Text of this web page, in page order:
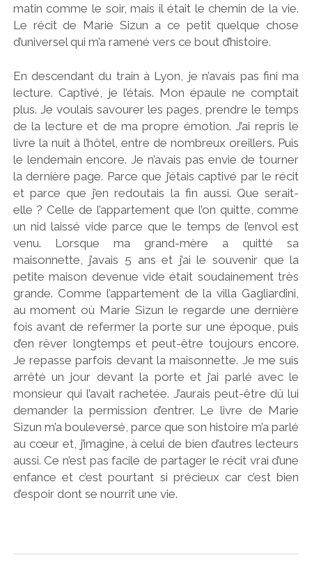
matin comme le soir, mais il était le chemin de la vie.
Le récit de Marie Sizun a ce petit quelque chose
d’universel qui m’a ramené vers ce bout d’histoire.
En descendant du train à Lyon, je n’avais pas fini ma
lecture. Captivé, je l’étais. Mon épaule ne comptait
plus. Je voulais savourer les pages, prendre le temps
de la lecture et de ma propre émotion. J’ai repris le
livre la nuit à l’hôtel, entre de nombreux oreillers. Puis
le lendemain encore. Je n’avais pas envie de tourner
la dernière page. Parce que j’étais captivé par le récit
et parce que j’en redoutais la fin aussi. Que serait-
elle ? Celle de l’appartement que l’on quitte, comme
un nid laissé vide parce que le temps de l’envol est
venu. Lorsque ma grand-mère a quitté sa
maisonnette, j’avais 5 ans et j’ai le souvenir que la
petite maison devenue vide était soudainement très
grande. Comme l’appartement de la villa Gagliardini,
au moment où Marie Sizun le regarde une dernière
fois avant de refermer la porte sur une époque, puis
d’en rêver longtemps et peut-être toujours encore.
Je repasse parfois devant la maisonnette. Je me suis
arrêté un jour devant la porte et j’ai parlé avec le
monsieur qui l’avait rachetée. J’aurais peut-être dû lui
demander la permission d’entrer. Le livre de Marie
Sizun m’a bouleversé, parce que son histoire m’a parlé
au cœur et, j’imagine, à celui de bien d’autres lecteurs
aussi. Ce n’est pas facile de partager le récit vrai d’une
enfance et c’est pourtant si précieux car c’est bien
d’espoir dont se nourrit une vie.